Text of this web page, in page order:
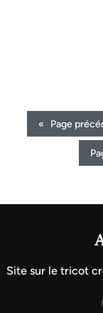
« Page
Site sur le tricot